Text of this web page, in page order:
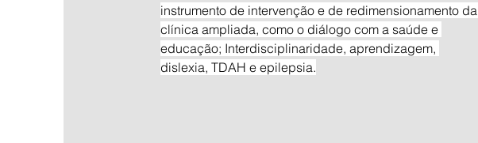
instrumento de intervenção e de redimensionamento da
clínica ampliada, como o diálogo com a saúde e
educação; Interdisciplinaridade, aprendizagem,
dislexia, TDAH e epilepsia.